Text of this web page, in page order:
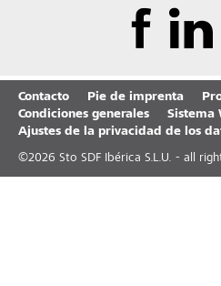
Contacto Pie de imprenta
Condiciones generales
Sistema
Ajustes de la privacidad de los
©2026 Sto SDF Ibérica S.L.U. - all